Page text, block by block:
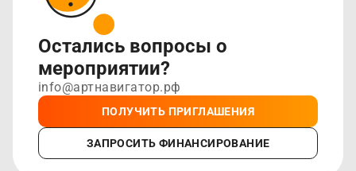
Остались вопросы о
мероприятии?
info@артнавигатор.рф
ПОЛУЧИТЬ ПРИГЛАШЕНИЯ
ЗАПРОСИТЬ ФИНАНСИРОВАНИЕ